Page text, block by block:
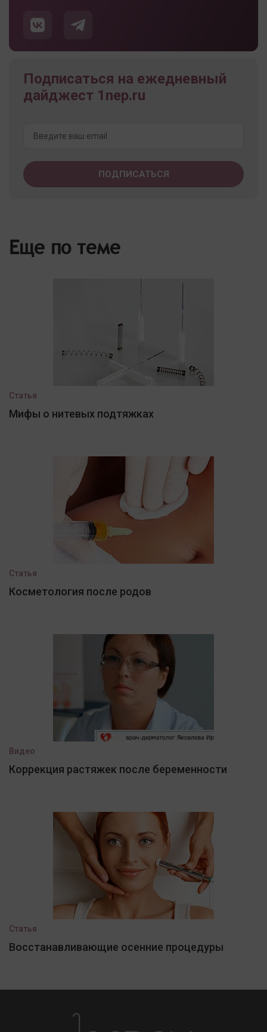
Подписаться на ежедневный
дайджест 1nep.ru
Еще по теме
Статья
Мифы о нитевых подтяжках
Статья
Косметология после родов
Видео
Коррекция растяжек после беременности
Статья
Восстанавливающие осенние процедуры